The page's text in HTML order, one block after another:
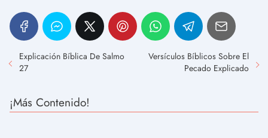
Explicación Bíblica De Salmo
27
Versículos Bíblicos Sobre El
Pecado Explicado
¡Más Contenido!